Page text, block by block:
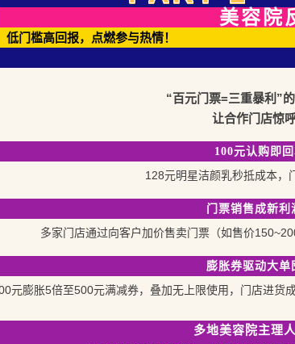
美容院
低门槛高回报，点燃参与热情！
“百元门票=三重暴利”
让合作门店惊
100元认购即
128元明星洁颜乳秒抵成本，
门票销售成新利
多家门店通过向客户加价售卖门票（如售价
膨胀券驱动大单
元膨胀5倍至500元满减券，叠加无上限使用，门店进货
多地美容院主理